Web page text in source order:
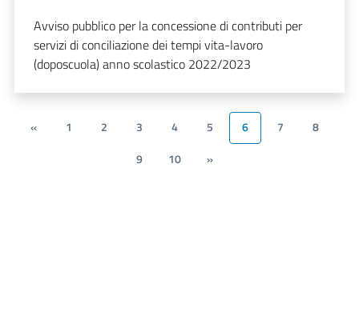
Avviso pubblico per la concessione di contributi per
servizi di conciliazione dei tempi vita-lavoro
(doposcuola) anno scolastico 2022/2023
« 1 2 3 4 5 6 7
8
9
10 »